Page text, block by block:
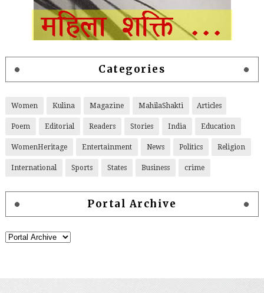
Categories
Women Kulina Magazine MahilaShakti Articles
Poem Editorial Readers Stories India Education
WomenHeritage Entertainment News Politics Religion
International Sports States Business crime
Portal Archive